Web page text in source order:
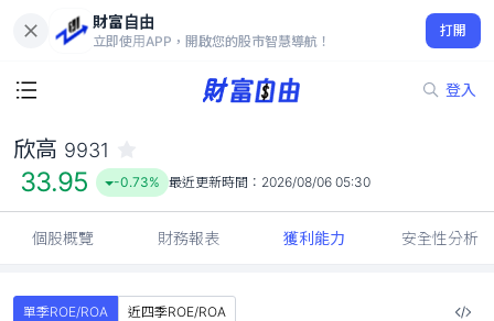
財富自由
立即使用APP，開啟您的股市智慧導航！
打開
登入
33.95
-0.73%
欣高 9931
33.95 -0.73% 最近更新時間： 2026/08/06 05:30
個股概覽 財務報表 獲利能力 安全性分析
單季ROE/ROA
近四季ROE/ROA